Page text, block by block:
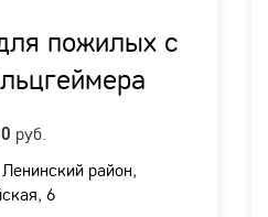
пожилых с
руб.
район,
6